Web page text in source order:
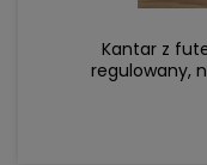
Kantar z
regulowany,